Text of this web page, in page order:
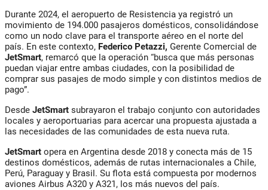
Durante 2024, el aeropuerto de Resistencia ya registró un
movimiento de 194.000 pasajeros domésticos, consolidándose
como un nodo clave para el transporte aéreo en el norte del
país. En este contexto, Federico Petazzi, Gerente Comercial de
JetSmart, remarcó que la operación “busca que más personas
puedan viajar entre ambas ciudades, con la posibilidad de
comprar sus pasajes de modo simple y con distintos medios de
pago”.
Desde JetSmart subrayaron el trabajo conjunto con autoridades
locales y aeroportuarias para acercar una propuesta ajustada a
las necesidades de las comunidades de esta nueva ruta.
JetSmart opera en Argentina desde 2018 y conecta más de 15
destinos domésticos, además de rutas internacionales a Chile,
Perú, Paraguay y Brasil. Su flota está compuesta por modernos
aviones Airbus A320 y A321, los más nuevos del país.